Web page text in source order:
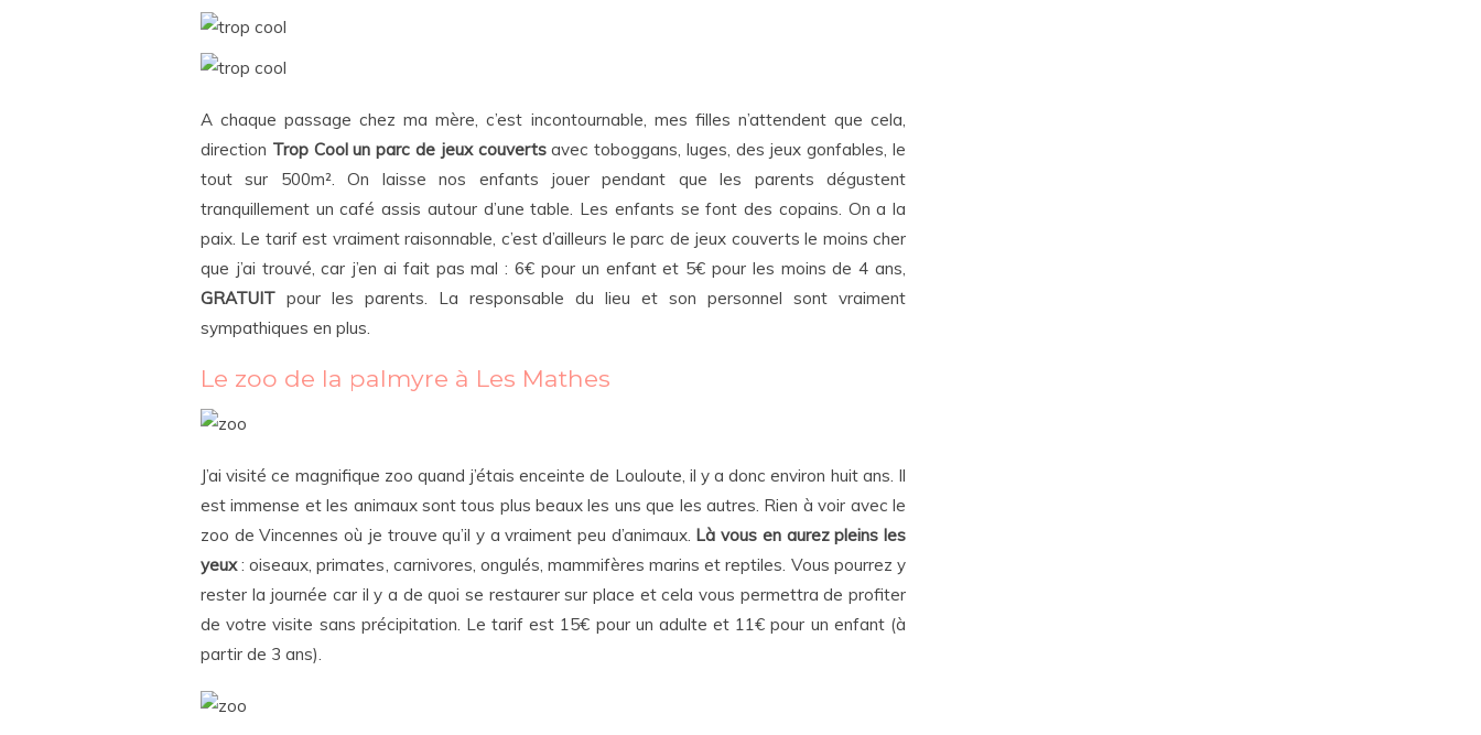
A chaque passage chez ma mère, c’est incontournable, mes filles n’attendent que cela,
direction Trop Cool un parc de jeux couvertsavec toboggans, luges, des jeux gonfables, le
tout sur 500m². On laisse nos enfants jouer pendant que les parents dégustent
tranquillement un café assis autour d’une table. Les enfants se font des copains. On a la
paix. Le tarif est vraiment raisonnable, c’est d’ailleurs le parc de jeux couverts le moins cher
que j’ai trouvé, car j’en ai fait pas mal : 6€ pour un enfant et 5€ pour les moins de 4 ans,
GRATUIT pour les parents. La responsable du lieu et son personnel sont vraiment
sympathiques en plus.
Le zoo de la palmyre à Les Mathes
J’ai visité ce magnifique zoo quand j’étais enceinte de Louloute, il y a donc environ huit ans. Il
est immense et les animaux sont tous plus beaux les uns que les autres. Rien à voir avec le
zoo de Vincennes où je trouve qu’il y a vraiment peu d’animaux. Là vous en aurez pleins les
yeux: oiseaux, primates, carnivores, ongulés, mammifères marins et reptiles. Vous pourrez y
rester la journée car il y a de quoi se restaurer sur place et cela vous permettra de profiter
de votre visite sans précipitation. Le tarif est 15€ pour un adulte et 11€ pour un enfant (à
partir de 3 ans).